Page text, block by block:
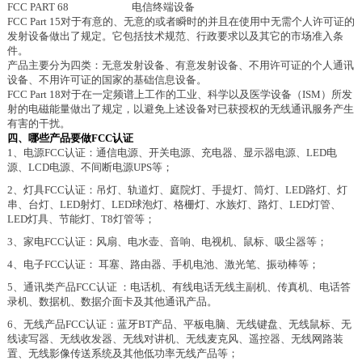
FCC PART 68 电信终端设备
FCC Part 15对于有意的、无意的或者瞬时的并且在使用中无需个人许可证的
发射设备做出了规定。它包括技术规范、行政要求以及其它的市场准入条
件。
产品主要分为四类：无意发射设备、有意发射设备、不用许可证的个人通讯
设备、不用许可证的国家的基础信息设备。
FCC Part 18对于在一定频谱上工作的工业、科学以及医学设备（ISM）所发
射的电磁能量做出了规定，以避免上述设备对已获授权的无线通讯服务产生
有害的干扰。
四、哪些产品要做FCC认证
1、电源FCC认证：通信电源、开关电源、充电器、显示器电源、LED电
源、LCD电源、不间断电源UPS等；
2、灯具FCC认证：吊灯、轨道灯、庭院灯、手提灯、筒灯、LED路灯、灯
串、台灯、LED射灯、LED球泡灯、格栅灯、水族灯、路灯、LED灯管、
LED灯具、节能灯、T8灯管等；
3、家电FCC认证：风扇、电水壶、音响、电视机、鼠标、吸尘器等；
4、电子FCC认证： 耳塞、路由器、手机电池、激光笔、振动棒等；
5、通讯类产品FCC认证 ：电话机、有线电话无线主副机、传真机、电话答
录机、数据机、数据介面卡及其他通讯产品。
6、无线产品FCC认证：蓝牙BT产品、平板电脑、无线键盘、无线鼠标、无
线读写器、无线收发器、无线对讲机、无线麦克风、遥控器、无线网路装
置、无线影像传送系统及其他低功率无线产品等；